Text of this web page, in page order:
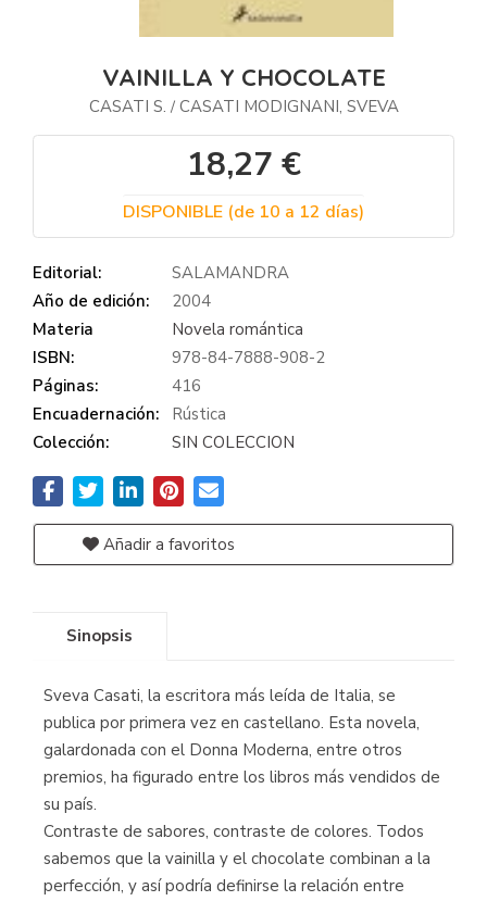
VAINILLA Y CHOCOLATE
CASATI S. / CASATI MODIGNANI, SVEVA
18,27 €
DISPONIBLE (de 10 a 12 días)
Editorial:
SALAMANDRA
Año de edición:
2004
Materia
Novela romántica
ISBN:
978-84-7888-908-2
Páginas:
416
Encuadernación:
Rústica
Colección:
SIN COLECCION
Añadir a favoritos
Sinopsis
Sveva Casati, la escritora más leída de Italia, se
publica por primera vez en castellano. Esta novela,
galardonada con el Donna Moderna, entre otros
premios, ha figurado entre los libros más vendidos de
su país.
Contraste de sabores, contraste de colores. Todos
sabemos que la vainilla y el chocolate combinan a la
perfección, y así podría definirse la relación entre